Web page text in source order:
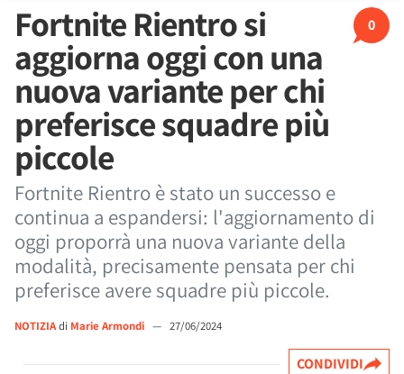
0
Fortnite Rientro si
aggiorna oggi con una
nuova variante per chi
preferisce squadre più
piccole
Fortnite Rientro è stato un successo e
continua a espandersi: l'aggiornamento di
oggi proporrà una nuova variante della
modalità, precisamente pensata per chi
preferisce avere squadre più piccole.
NOTIZIAdi Marie Armondi — 27/06/2024
CONDIVIDI